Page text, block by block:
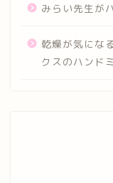
みらい先生が
乾燥が気にな
クスのハンド